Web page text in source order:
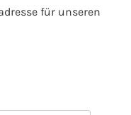
für unseren